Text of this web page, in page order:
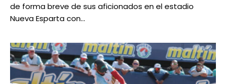
de forma breve de sus aficionados en el estadio
Nueva Esparta con…